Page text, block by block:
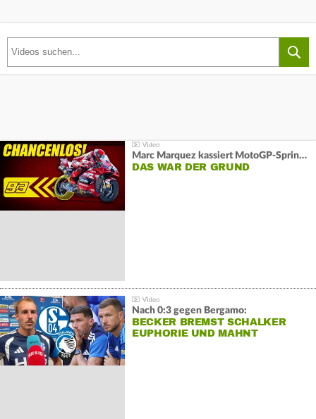
Marc Marquez kassiert MotoGP-Sprint-Schlappe:
DAS WAR DER GRUND
Nach 0:3 gegen Bergamo:
BECKER BREMST SCHALKER
EUPHORIE UND MAHNT